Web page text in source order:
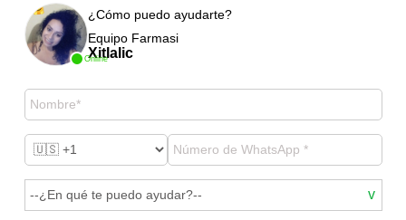
Online
¿Cómo puedo ayudarte?
Equipo Farmasi
Xitlalic